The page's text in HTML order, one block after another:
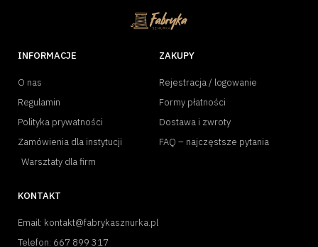
INFORMACJE
O nas
Regulamin
Polityka prywatności
Zamówienia dla instytucji
Warsztaty dla firm
ZAKUPY
Rejestracja / logowanie
Formy płatności
Dostawa i zwroty
FAQ – najczęstsze pytania
KONTAKT
Email: kontakt@fabrykasznurka.pl
Telefon: 667 899 317